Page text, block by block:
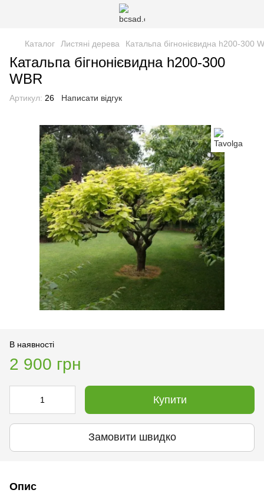
Каталог Листяні дерева Катальпа бігнонієвидна h200-300
Катальпа бігнонієвидна h200-300
WBR
Артикул: 26 Написати відгук
В наявності
2 900 грн
Купити
Замовити швидко
Опис